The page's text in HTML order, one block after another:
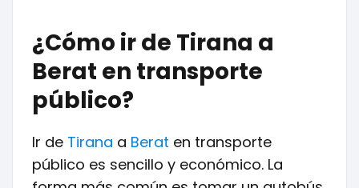
¿Cómo ir de Tirana a
Berat en transporte
público?
Ir de Tirana a Berat en transporte
público es sencillo y económico. La